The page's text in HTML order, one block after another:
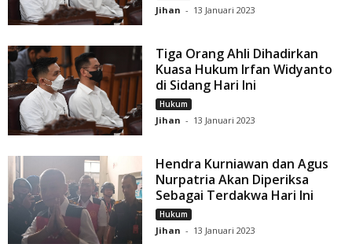
Jihan - 13 Januari 2023
Tiga Orang Ahli Dihadirkan
Kuasa Hukum Irfan Widyanto
di Sidang Hari Ini
Hukum
Jihan - 13 Januari 2023
Hendra Kurniawan dan Agus
Nurpatria Akan Diperiksa
Sebagai Terdakwa Hari Ini
Hukum
Jihan - 13 Januari 2023